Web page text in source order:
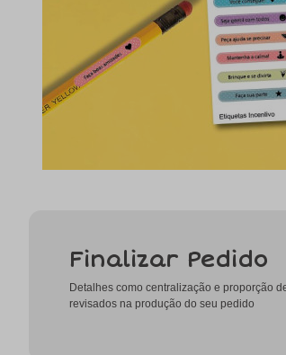
Finalizar Pedido
Detalhes como centralização e proporção
revisados na produção do seu pedido